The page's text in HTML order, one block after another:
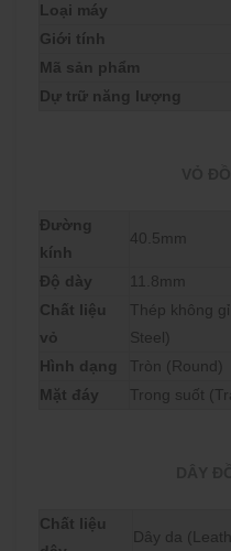
Loại máy
Giới tính
Mã sản phẩm
Dự trữ năng lượng
Đường
kính
40.5mm
Độ dày
11.8mm
Chất liệu
vỏ
Thép không
Steel)
Hình dạng
Tròn (Round)
Mặt đáy
Trong suốt
Chất liệu
Dây da